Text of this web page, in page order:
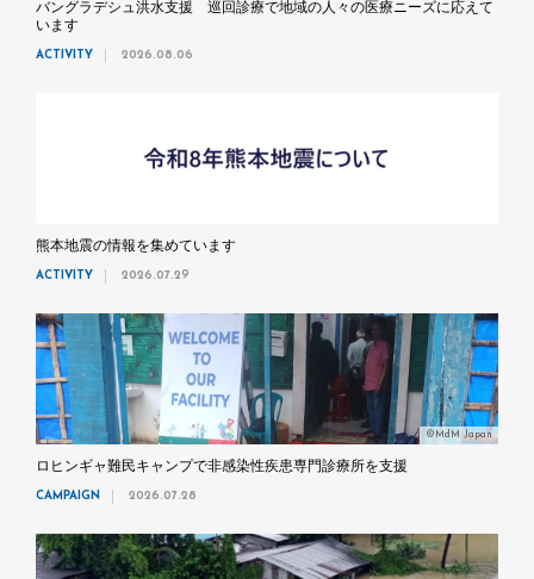
バングラデシュ洪水支援 巡回診療で地域の人々の医療ニーズに応えて
います
ACTIVITY 2026.08.06
熊本地震の情報を集めています
ACTIVITY 2026.07.29
©MdM Japan
ロヒンギャ難民キャンプで非感染性疾患専門診療所を支援
CAMPAIGN 2026.07.28